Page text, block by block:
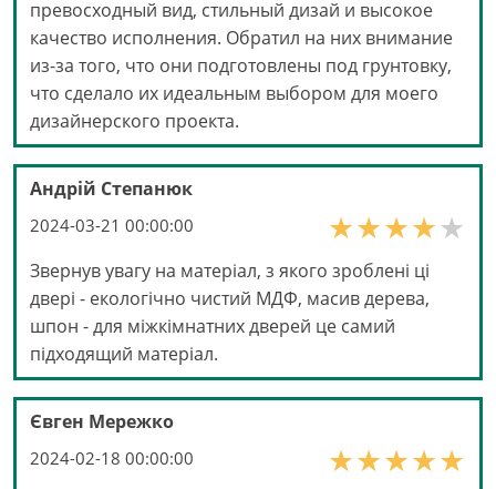
превосходный вид, стильный дизай и высокое
качество исполнения. Обратил на них внимание
из-за того, что они подготовлены под грунтовку,
что сделало их идеальным выбором для моего
дизайнерского проекта.
Андрій Степанюк
2024-03-21 00:00:00
Звернув увагу на матеріал, з якого зроблені ці
двері - екологічно чистий МДФ, масив дерева,
шпон - для міжкімнатних дверей це самий
підходящий матеріал.
Євген Мережко
2024-02-18 00:00:00